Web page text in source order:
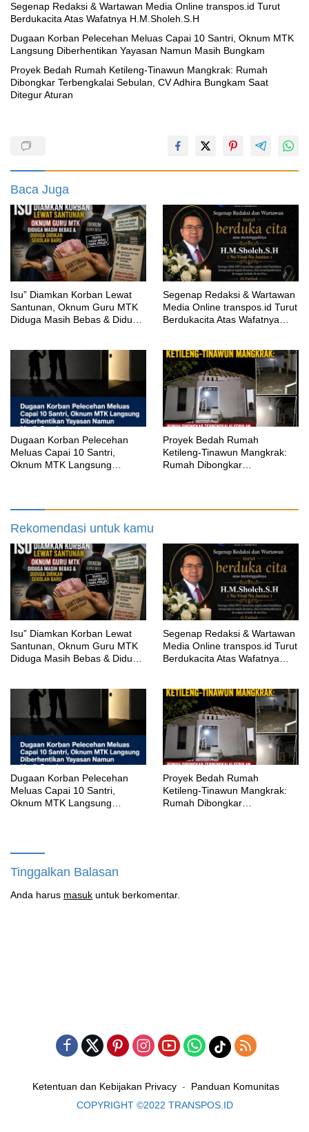
Segenap Redaksi & Wartawan Media Online transpos.id Turut
Berdukacita Atas Wafatnya H.M.Sholeh.S.H
‎Dugaan Korban Pelecehan Meluas Capai 10 Santri, Oknum MTK
Langsung Diberhentikan Yayasan Namun Masih Bungkam
Proyek Bedah Rumah Ketileng-Tinawun Mangkrak: Rumah
Dibongkar Terbengkalai Sebulan, CV Adhira Bungkam Saat
Ditegur Aturan
Baca Juga
‎Isu” Diamkan Korban Lewat
Santunan, Oknum Guru MTK
Diduga Masih Bebas & Diduga
Segenap Redaksi & Wartawan
Media Online transpos.id Turut
Berdukacita Atas Wafatnya
‎Dugaan Korban Pelecehan
Meluas Capai 10 Santri,
Oknum MTK Langsung
Proyek Bedah Rumah
Ketileng-Tinawun Mangkrak:
Rumah Dibongkar
Rekomendasi untuk kamu
‎Isu” Diamkan Korban Lewat
Santunan, Oknum Guru MTK
Diduga Masih Bebas & Diduga
Segenap Redaksi & Wartawan
Media Online transpos.id Turut
Berdukacita Atas Wafatnya
‎Dugaan Korban Pelecehan
Meluas Capai 10 Santri,
Oknum MTK Langsung
Proyek Bedah Rumah
Ketileng-Tinawun Mangkrak:
Rumah Dibongkar
Tinggalkan Balasan
Anda harus masuk untuk berkomentar.
Ketentuan dan Kebijakan Privacy
Panduan Komunitas
COPYRIGHT ©2022 TRANSPOS.ID